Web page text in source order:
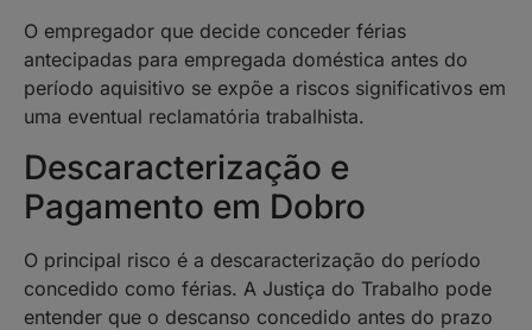
O empregador que decide conceder férias
antecipadas para empregada doméstica antes do
período aquisitivo se expõe a riscos significativos em
uma eventual reclamatória trabalhista.
Descaracterização e
Pagamento em Dobro
O principal risco é a descaracterização do período
concedido como férias. A Justiça do Trabalho pode
entender que o descanso concedido antes do prazo